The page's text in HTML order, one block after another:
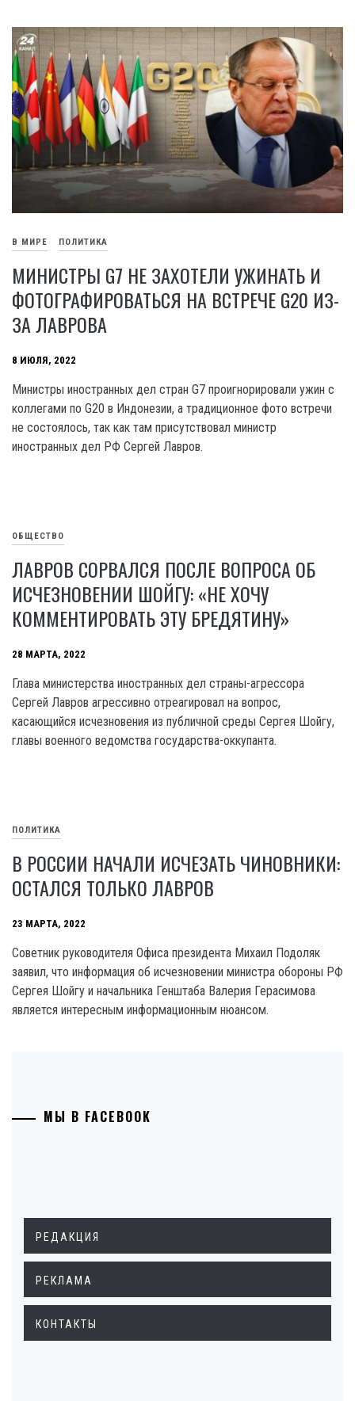
В МИРЕ ПОЛИТИКА
МИНИСТРЫ G7 НЕ ЗАХОТЕЛИ УЖИНАТЬ И
ФОТОГРАФИРОВАТЬСЯ НА ВСТРЕЧЕ G20 ИЗ-
ЗА ЛАВРОВА
8 ИЮЛЯ, 2022
Министры иностранных дел стран G7 проигнорировали ужин с
коллегами по G20 в Индонезии, а традиционное фото встречи
не состоялось, так как там присутствовал министр
иностранных дел РФ Сергей Лавров.
ОБЩЕСТВО
ЛАВРОВ СОРВАЛСЯ ПОСЛЕ ВОПРОСА ОБ
ИСЧЕЗНОВЕНИИ ШОЙГУ: «НЕ ХОЧУ
КОММЕНТИРОВАТЬ ЭТУ БРЕДЯТИНУ»
28 МАРТА, 2022
Глава министерства иностранных дел страны-агрессора
Сергей Лавров агрессивно отреагировал на вопрос,
касающийся исчезновения из публичной среды Сергея Шойгу,
главы военного ведомства государства-оккупанта.
ПОЛИТИКА
В РОССИИ НАЧАЛИ ИСЧЕЗАТЬ ЧИНОВНИКИ:
ОСТАЛСЯ ТОЛЬКО ЛАВРОВ
23 МАРТА, 2022
Советник руководителя Офиса президента Михаил Подоляк
заявил, что информация об исчезновении министра обороны РФ
Сергея Шойгу и начальника Генштаба Валерия Герасимова
является интересным информационным нюансом.
МЫ В FACEBOOK
РЕДАКЦИЯ
РЕКЛАМА
КОНТАКТЫ